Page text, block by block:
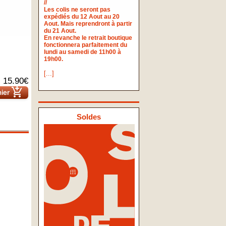
//
Les colis ne seront pas
expédiés du 12 Aout au 20
Aout. Mais reprendront à partir
du 21 Aout.
En revanche le retrait boutique
fonctionnera parfaitement du
lundi au samedi de 11h00 à
19h00.
[...]
Soldes
15.90€
add_shopping_cart